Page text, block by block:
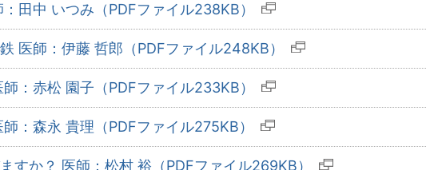
田中 いつみ（PDFファイル238KB）
医師：伊藤 哲郎（PDFファイル248KB）
：赤松 園子（PDFファイル233KB）
：森永 貴理（PDFファイル275KB）
すか？ 医師：松村 裕（PDFファイル269KB）